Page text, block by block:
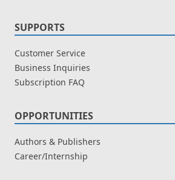
SUPPORTS
Customer Service
Business Inquiries
Subscription FAQ
OPPORTUNITIES
Authors & Publishers
Career/Internship